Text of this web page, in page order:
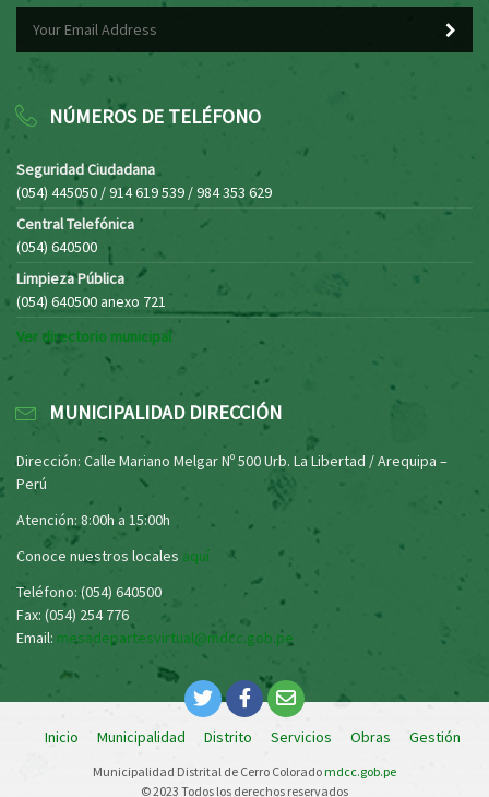
NÚMEROS DE TELÉFONO
Seguridad Ciudadana
(054) 445050 / 914 619 539 / 984 353 629
Central Telefónica
(054) 640500
Limpieza Pública
(054) 640500 anexo 721
Ver directorio municipal
MUNICIPALIDAD DIRECCIÓN
Dirección: Calle Mariano Melgar Nº 500 Urb. La Libertad / Arequipa –
Perú
Atención: 8:00h a 15:00h
Conoce nuestros locales aquí
Teléfono: (054) 640500
Fax: (054) 254 776
Email: mesadepartesvirtual@mdcc.gob.pe
Inicio Municipalidad Distrito Servicios Obras Gestión
Municipalidad Distrital de Cerro Coloradomdcc.gob.pe
© 2023 Todos los derechos reservados